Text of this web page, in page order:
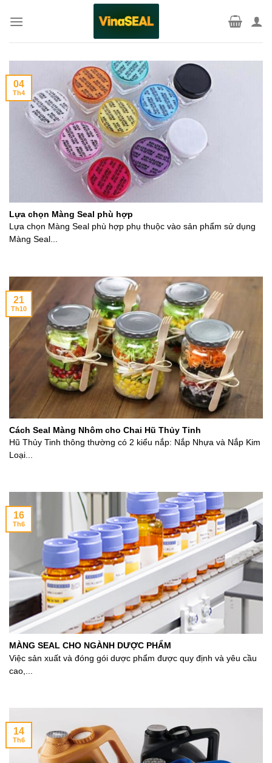
Lựa chọn Màng Seal phù hợp
Lựa chọn Màng Seal phù hợp phụ thuộc vào sản phẩm sử dụng
Màng Seal...
04
Th4
Cách Seal Màng Nhôm cho Chai Hũ Thủy Tinh
Hũ Thủy Tinh thông thường có 2 kiểu nắp: Nắp Nhựa và Nắp Kim
Loại...
21
Th10
MÀNG SEAL CHO NGÀNH DƯỢC PHẨM
Việc sản xuất và đóng gói dược phẩm được quy định và yêu cầu
cao,...
16
Th6
14
Th6